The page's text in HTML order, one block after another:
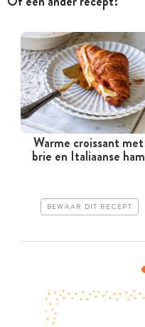
Warme croissant met
brie en Italiaanse ham
BEWAAR DIT RECEPT